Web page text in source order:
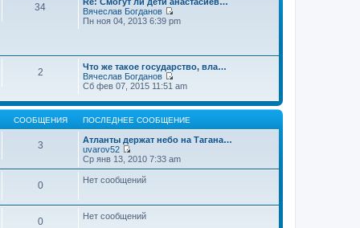
е
н
и
о
о
б
н
и
ю
с
л
е
м
у
с
о
б
щ
е
н
и
ю
и
п
д
е
м
у
с
о
о
щ
е
34
Вячеслав Богданов
П
й
т
к
о
с
л
д
е
м
Пн ноя 04, 2013 6:39 pm
2
Что же такое государство, вла…
Вячеслав Богданов
П
р
е
й
т
и
п
о
д
Сб фев 07, 2015 11:51 am
СООБЩЕНИЯ ПОСЛЕДНЕЕ СООБЩЕНИЕ
3
Атланты держат небо на Тагана…
uvarov52
П
е
р
е
т
и
Ср янв 13, 2010 7:33 am
0 Нет сообщений
0 Нет сообщений